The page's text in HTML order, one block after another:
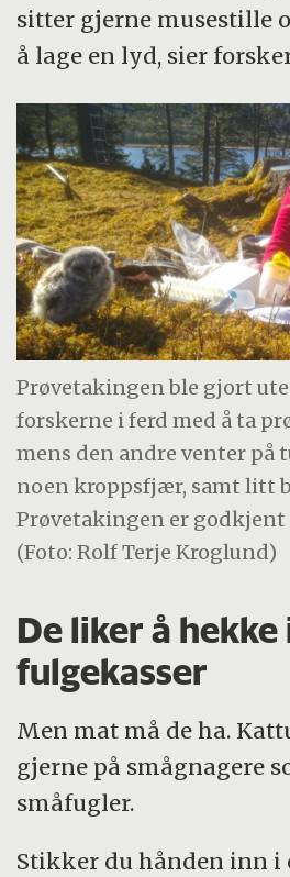
sitter gjerne musestille
å lage en lyd, sier
Prøvetakingen ble gjort
forskerne i ferd med å ta
mens den andre venter på
noen kroppsfjær, samt litt
Prøvetakingen er
(Foto: Rolf Terje Kroglund)
De liker å hekke
fulgekasser
Men mat må de ha.
gjerne på smågnagere
småfugler.
Stikker du hånden inn i